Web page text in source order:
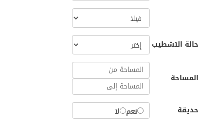
حالة التشطيب
المساحة
حديقة نعم لا